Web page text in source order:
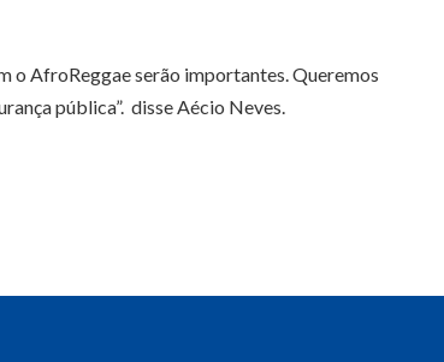
o AfroReggae serão importantes. Queremos
pública”. disse Aécio Neves.